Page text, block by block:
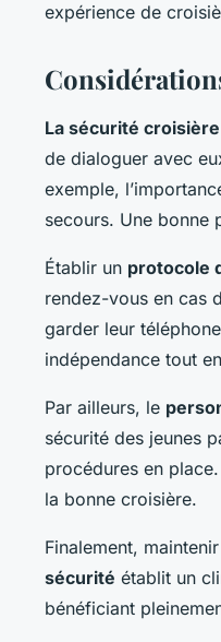
expérience de
La sécurité croisière
de dialoguer avec
exemple,
secours. Une bonne
Établir un protocole
rendez-vous en cas
garder leur
indépendance tout
Par ailleurs, le
sécurité des jeunes
procédures en
la bonne croisière.
Finalement,
sécurité établit un
bénéficiant